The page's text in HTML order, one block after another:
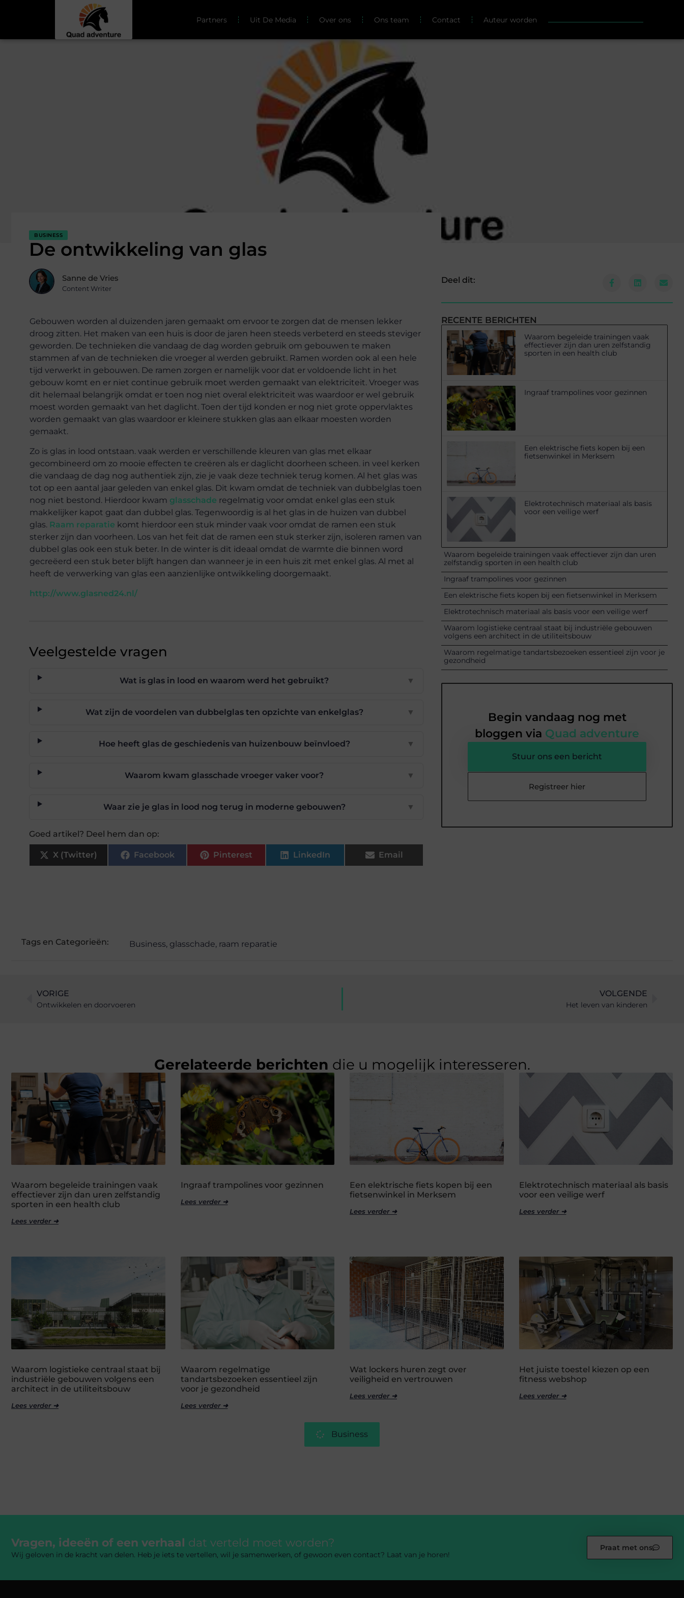
Partners Uit De Media Over ons Ons team Contact Auteur worden
BUSINESS
De ontwikkeling van glas
Sanne de Vries
Content Writer
Gebouwen worden al duizenden jaren gemaakt om ervoor te zorgen dat de mensen lekker
droog zitten. Het maken van een huis is door de jaren heen steeds verbeterd en steeds steviger
geworden. De technieken die vandaag de dag worden gebruik om gebouwen te maken
stammen af van de technieken die vroeger al werden gebruikt. Ramen worden ook al een hele
tijd verwerkt in gebouwen. De ramen zorgen er namelijk voor dat er voldoende licht in het
gebouw komt en er niet continue gebruik moet werden gemaakt van elektriciteit. Vroeger was
dit helemaal belangrijk omdat er toen nog niet overal elektriciteit was waardoor er wel gebruik
moest worden gemaakt van het daglicht. Toen der tijd konden er nog niet grote oppervlaktes
worden gemaakt van glas waardoor er kleinere stukken glas aan elkaar moesten worden
gemaakt.
Zo is glas in lood ontstaan. vaak werden er verschillende kleuren van glas met elkaar
gecombineerd om zo mooie effecten te creëren als er daglicht doorheen scheen. in veel kerken
die vandaag de dag nog authentiek zijn, zie je vaak deze techniek terug komen. Al het glas was
tot op een aantal jaar geleden van enkel glas. Dit kwam omdat de techniek van dubbelglas toen
nog niet bestond. Hierdoor kwam glasschade regelmatig voor omdat enkel glas een stuk
makkelijker kapot gaat dan dubbel glas. Tegenwoordig is al het glas in de huizen van dubbel
glas. Raam reparatie komt hierdoor een stuk minder vaak voor omdat de ramen een stuk
sterker zijn dan voorheen. Los van het feit dat de ramen een stuk sterker zijn, isoleren ramen van
dubbel glas ook een stuk beter. In de winter is dit ideaal omdat de warmte die binnen word
gecreëerd een stuk beter blijft hangen dan wanneer je in een huis zit met enkel glas. Al met al
heeft de verwerking van glas een aanzienlijke ontwikkeling doorgemaakt.
http://www.glasned24.nl/
Veelgestelde vragen
Wat is glas in lood en waarom werd het gebruikt? ▼
Wat zijn de voordelen van dubbelglas ten opzichte van enkelglas? ▼
Hoe heeft glas de geschiedenis van huizenbouw beïnvloed? ▼
Waarom kwam glasschade vroeger vaker voor? ▼
Waar zie je glas in lood nog terug in moderne gebouwen? ▼
Goed artikel? Deel hem dan op:
X (Twitter) Facebook Pinterest LinkedIn Email
Deel dit:
RECENTE BERICHTEN
Waarom begeleide trainingen vaak
effectiever zijn dan uren zelfstandig
sporten in een health club
Ingraaf trampolines voor gezinnen
Een elektrische fiets kopen bij een
fietsenwinkel in Merksem
Elektrotechnisch materiaal als basis
voor een veilige werf
Waarom begeleide trainingen vaak effectiever zijn dan uren
zelfstandig sporten in een health club
Ingraaf trampolines voor gezinnen
Een elektrische fiets kopen bij een fietsenwinkel in Merksem
Elektrotechnisch materiaal als basis voor een veilige werf
Waarom logistieke centraal staat bij industriële gebouwen
volgens een architect in de utiliteitsbouw
Waarom regelmatige tandartsbezoeken essentieel zijn voor je
gezondheid
Begin vandaag nog met
bloggen via Quad adventure
Stuur ons een bericht
Registreer hier
Tags en Categorieën: Business, glasschade, raam reparatie
VORIGE
Ontwikkelen en doorvoeren
VOLGENDE
Het leven van kinderen
Gerelateerde berichten die u mogelijk interesseren.
Waarom begeleide trainingen vaak
effectiever zijn dan uren zelfstandig
sporten in een health club
Lees verder ➜
Ingraaf trampolines voor gezinnen
Lees verder ➜
Een elektrische fiets kopen bij een
fietsenwinkel in Merksem
Lees verder ➜
Elektrotechnisch materiaal als basis
voor een veilige werf
Lees verder ➜
Waarom logistieke centraal staat bij
industriële gebouwen volgens een
architect in de utiliteitsbouw
Lees verder ➜
Waarom regelmatige
tandartsbezoeken essentieel zijn
voor je gezondheid
Lees verder ➜
Wat lockers huren zegt over
veiligheid en vertrouwen
Lees verder ➜
Het juiste toestel kiezen op een
fitness webshop
Lees verder ➜
Business
Vragen, ideeën of een verhaal dat verteld moet worden?
Wij geloven in de kracht van delen. Heb je iets te vertellen, wil je samenwerken, of gewoon even contact? Laat van je horen!
Praat met ons